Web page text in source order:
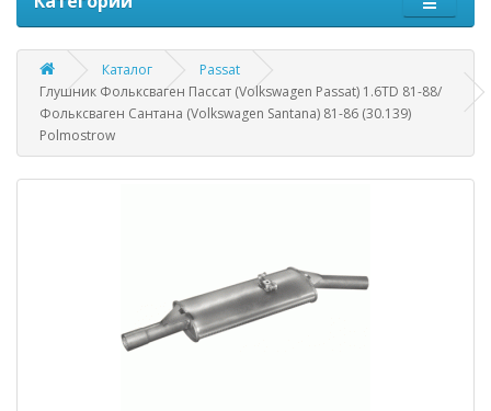
Каталог
Passat
Глушник Фольксваген Пассат (Volkswagen Passat) 1.6TD 81-88/
Фольксваген Сантана (Volkswagen Santana) 81-86 (30.139)
Polmostrow